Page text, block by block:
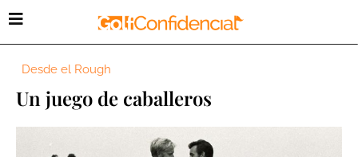
Desde el Rough
Un juego de caballeros